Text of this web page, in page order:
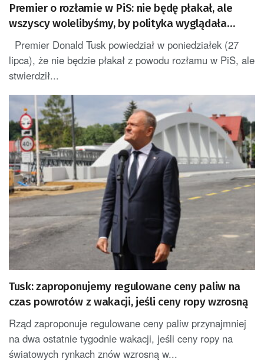
Premier o rozłamie w PiS: nie będę płakał, ale
wszyscy wolelibyśmy, by polityka wyglądała
trochę inaczej
Premier Donald Tusk powiedział w poniedziałek (27
lipca), że nie będzie płakał z powodu rozłamu w PiS, ale
stwierdził...
Tusk: zaproponujemy regulowane ceny paliw na
czas powrotów z wakacji, jeśli ceny ropy wzrosną
Rząd zaproponuje regulowane ceny paliw przynajmniej
na dwa ostatnie tygodnie wakacji, jeśli ceny ropy na
światowych rynkach znów wzrosną w...